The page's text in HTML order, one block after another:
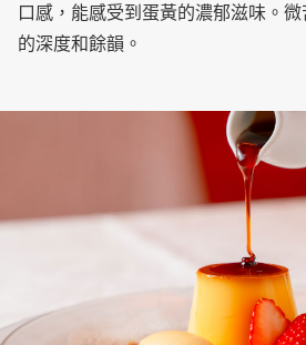
口感，能感受到蛋黃的濃郁滋味。
的深度和餘韻。